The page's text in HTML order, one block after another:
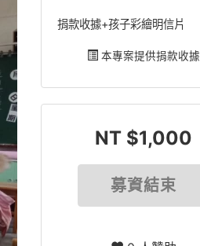
捐款收據+孩子彩繪明信片
本專案提供捐款收據
NT $1,000
募資結束